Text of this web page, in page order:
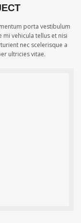
porta vestibulum
vehicula tellus et nisi
nec scelerisque a
ultricies vitae.